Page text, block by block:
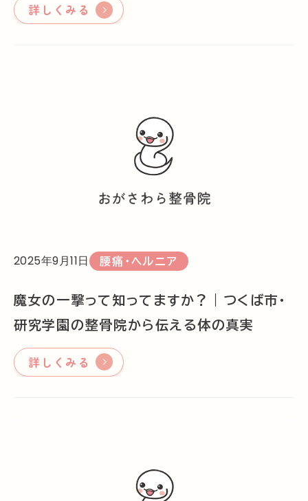
詳しくみる
2025年9月11日 腰痛・ヘルニア
魔女の一撃って知ってますか？｜つくば市・
研究学園の整骨院から伝える体の真実
詳しくみる